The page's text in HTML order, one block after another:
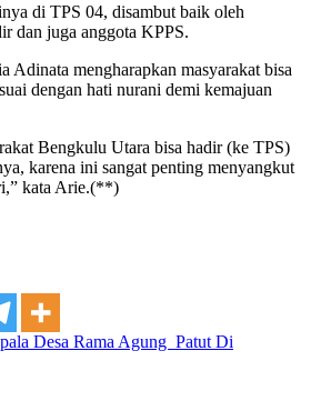
di TPS 04, disambut baik oleh
dan juga anggota KPPS.
Adinata mengharapkan masyarakat bisa
dengan hati nurani demi kemajuan
Bengkulu Utara bisa hadir (ke TPS)
karena ini sangat penting menyangkut
kata Arie.(**)
Desa Rama Agung Patut Di